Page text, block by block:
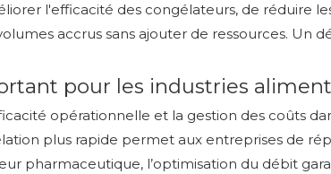
l'efficacité des congélateurs, de réduire
accrus sans ajouter de ressources.
pour les industries
opérationnelle et la gestion des coûts
plus rapide permet aux entreprises de
pharmaceutique, l’optimisation du débit